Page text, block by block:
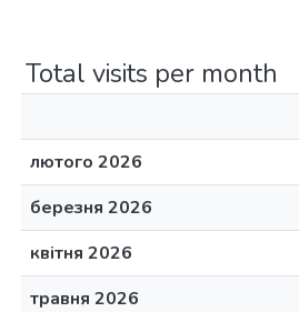
Total visits per month
лютого 2026
березня 2026
квітня 2026
травня 2026